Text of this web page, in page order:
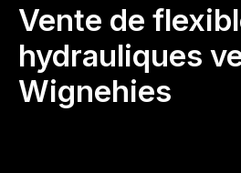
Vente de
hydrauliques
Wignehies